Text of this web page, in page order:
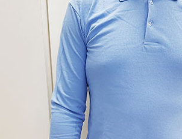
in poskrbijo za večjo odpornost na udarce
absorpcijo šoka
za udoben in mehek korak, anatomska oblika
stopalu
vzdržljive in okolju prijazne poliuretanske
antibakterijskega usnja, brez ftalata
sestavljen iz drobnih masažnih točk, ki med hojo
in stimulirajo refleksne točke na stopalu.